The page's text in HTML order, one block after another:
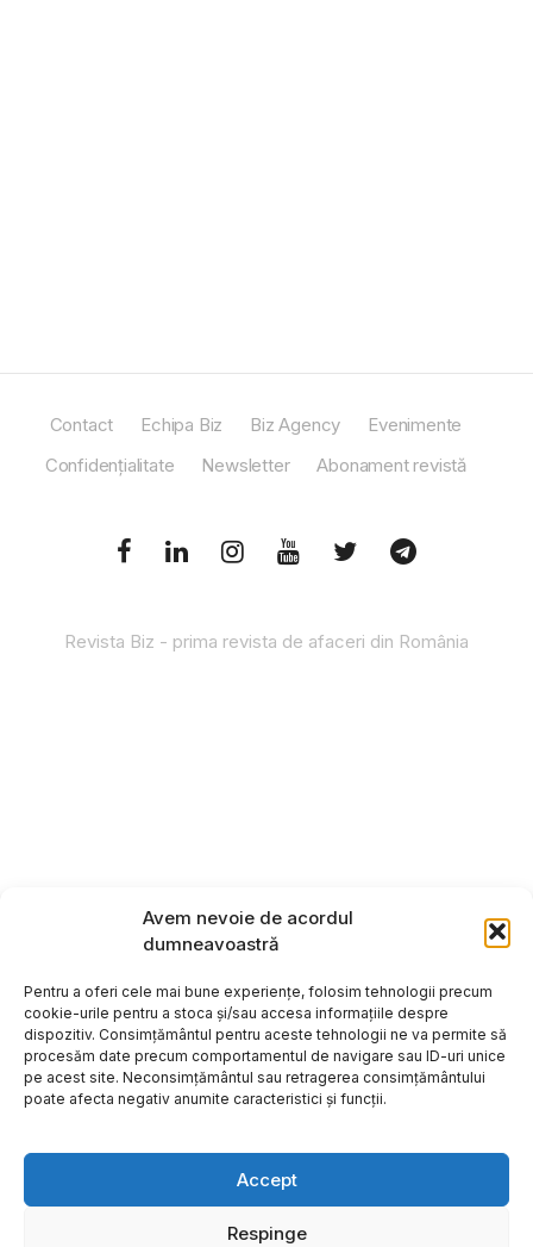
Avem nevoie de acordul
dumneavoastră
Pentru a oferi cele mai bune experiențe, folosim tehnologii precum
cookie-urile pentru a stoca și/sau accesa informațiile despre
dispozitiv. Consimțământul pentru aceste tehnologii ne va permite să
procesăm date precum comportamentul de navigare sau ID-uri unice
pe acest site. Neconsimțământul sau retragerea consimțământului
poate afecta negativ anumite caracteristici și funcții.
Accept
Respinge
Contact Echipa Biz Biz Agency
Evenimente
Confidențialitate
Newsletter Abonament revistă
Revista Biz - prima revista de afaceri din România